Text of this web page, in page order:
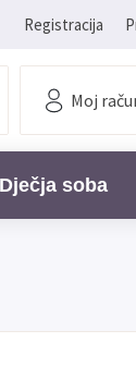
Registracija
Moj
Dječja soba